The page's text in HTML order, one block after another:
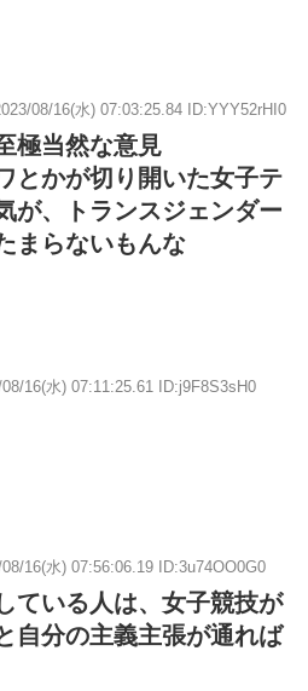
08/16(水) 07:03:25.84 ID:YYY52rHI0
極当然な意見
とかが切り開いた女子テ
が、トランスジェンダー
まらないもんな
16(水) 07:11:25.61 ID:j9F8S3sH0
16(水) 07:56:06.19 ID:3u74OO0G0
ている人は、女子競技が
自分の主義主張が通れば